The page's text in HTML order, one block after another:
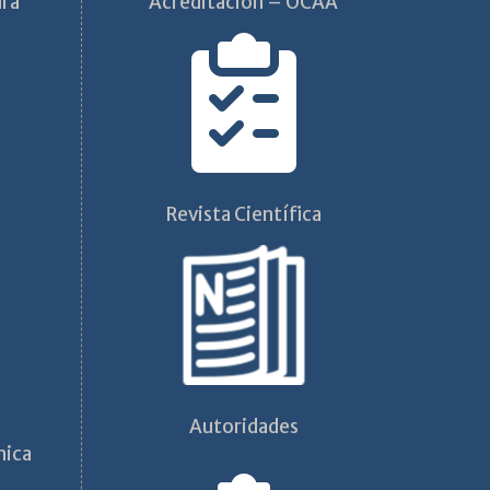
Revista Científica
Autoridades